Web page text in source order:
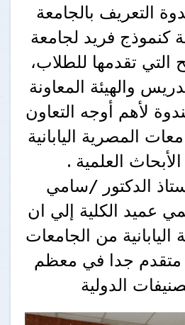
التعريف بالجامعة
كنموذج فريد لجامعة
التي تقدمها للطلاب،
والهيئة المعاونة
لأهم أوجه التعاون
المصرية اليابانية
العلمية .
الدكتور /سامي
عميد الكلية إلي ان
اليابانية من الجامعات
متقدم جدا في معظم
الدولية